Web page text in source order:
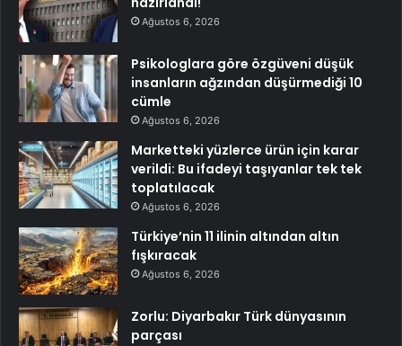
Ağustos 6, 2026
Psikologlara göre özgüveni düşük
insanların ağzından düşürmediği 10
cümle
Ağustos 6, 2026
Marketteki yüzlerce ürün için karar
verildi: Bu ifadeyi taşıyanlar tek tek
toplatılacak
Ağustos 6, 2026
Türkiye’nin 11 ilinin altından altın
fışkıracak
Ağustos 6, 2026
Zorlu: Diyarbakır Türk dünyasının
parçası